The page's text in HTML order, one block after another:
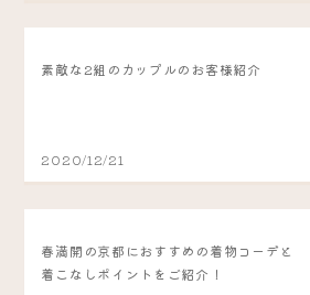
素敵な2組のカップルのお客様紹介
2020/12/21
春満開の京都におすすめの着物コーデと
着こなしポイントをご紹介！